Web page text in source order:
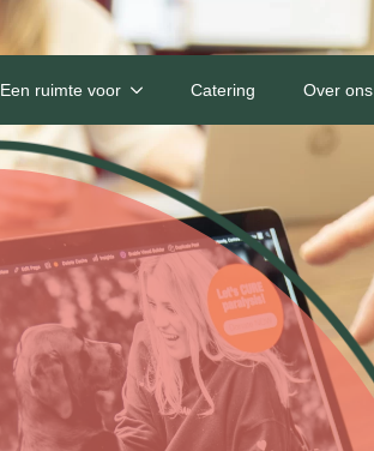
Een ruimte voor Catering Over ons